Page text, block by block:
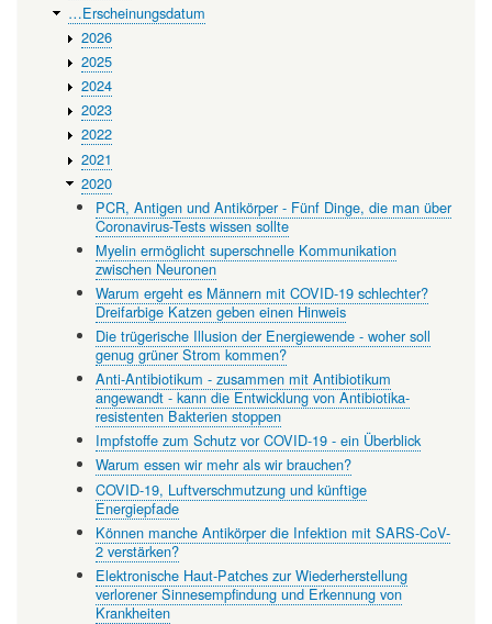
…Erscheinungsdatum
2026
2025
2024
2023
2022
2021
2020
PCR, Antigen und Antikörper - Fünf Dinge, die man über
Coronavirus-Tests wissen sollte
Myelin ermöglicht superschnelle Kommunikation
zwischen Neuronen
Warum ergeht es Männern mit COVID-19 schlechter?
Dreifarbige Katzen geben einen Hinweis
Die trügerische Illusion der Energiewende - woher soll
genug grüner Strom kommen?
Anti-Antibiotikum - zusammen mit Antibiotikum
angewandt - kann die Entwicklung von Antibiotika-
resistenten Bakterien stoppen
Impfstoffe zum Schutz vor COVID-19 - ein Überblick
Warum essen wir mehr als wir brauchen?
COVID-19, Luftverschmutzung und künftige
Energiepfade
Können manche Antikörper die Infektion mit SARS-CoV-
2 verstärken?
Elektronische Haut-Patches zur Wiederherstellung
verlorener Sinnesempfindung und Erkennung von
Krankheiten